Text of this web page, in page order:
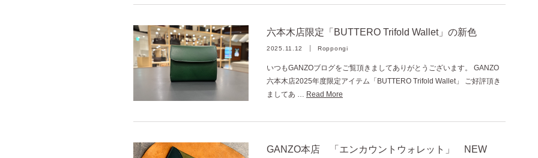
六本木店限定「BUTTERO Trifold Wallet」の新色
2025.11.12 Roppongi
いつもGANZOブログをご覧頂きましてありがとうございます。 GANZO
六本木店2025年度限定アイテム「BUTTERO Trifold Wallet」 ご好評頂き
ましてあ … Read More
GANZO本店 「エンカウントウォレット」 NEW